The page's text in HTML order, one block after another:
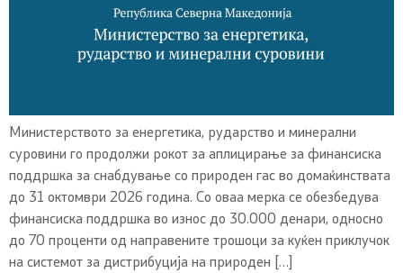
Министерството за енергетика, рударство и минерални
суровини го продолжи рокот за аплицирање за финансиска
поддршка за снабдување со природен гас во домаќинствата
до 31 октомври 2026 година. Со оваа мерка се обезбедува
финансиска поддршка во износ до 30.000 денари, односно
до 70 проценти од направените трошоци за куќен приклучок
на системот за дистрибуција на природен […]